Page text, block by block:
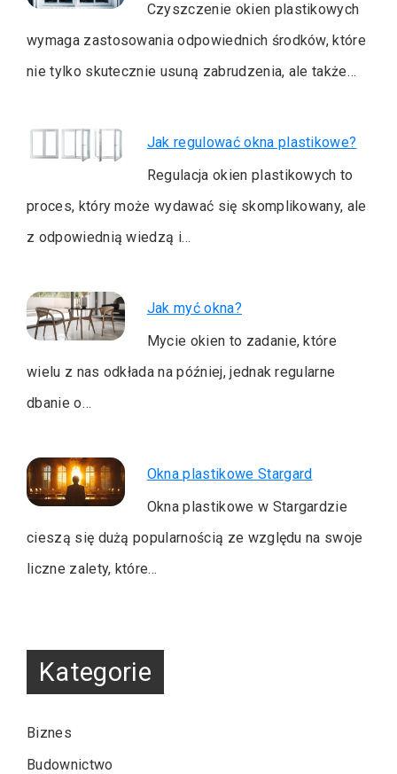
Czyszczenie okien plastikowych
wymaga zastosowania odpowiednich środków, które
nie tylko skutecznie usuną zabrudzenia, ale także…
Jak regulować okna plastikowe?
Regulacja okien plastikowych to
proces, który może wydawać się skomplikowany, ale
z odpowiednią wiedzą i…
Jak myć okna?
Mycie okien to zadanie, które
wielu z nas odkłada na później, jednak regularne
dbanie o…
Okna plastikowe Stargard
Okna plastikowe w Stargardzie
cieszą się dużą popularnością ze względu na swoje
liczne zalety, które…
Kategorie
Biznes
Budownictwo